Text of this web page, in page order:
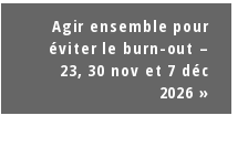
Agir ensemble pour
éviter le burn-out –
23, 30 nov et 7 déc
2026»